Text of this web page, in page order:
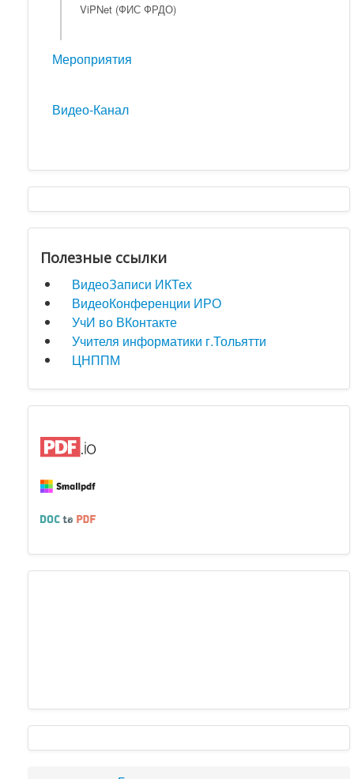
ViPNet (ФИС ФРДО)
Мероприятия
Видео-Канал
Полезные ссылки
ВидеоЗаписи ИКТех
ВидеоКонференции ИРО
УчИ во ВКонтакте
Учителя информатики г.Тольятти
ЦНППМ